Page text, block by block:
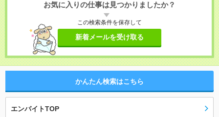
お気に入りの仕事は見つかりましたか？
この検索条件を保存して
新着メールを受け取る
かんたん検索はこちら
エンバイトTOP